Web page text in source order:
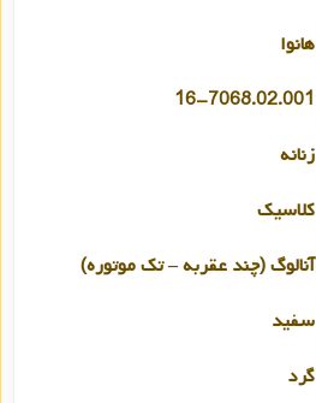
هانوا
16-7068.02.001
زنانه
کلاسیک
آنالوگ (چند عقربه – تک موتوره)
سفید
گرد